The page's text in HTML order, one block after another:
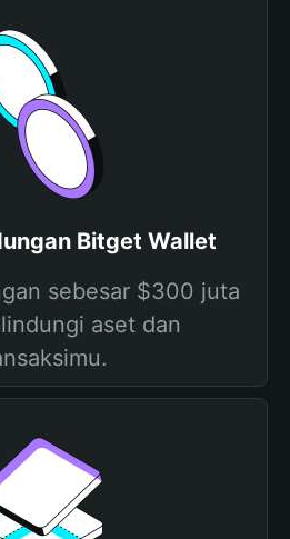
Bitget Wallet
sebesar $300 juta
aset dan